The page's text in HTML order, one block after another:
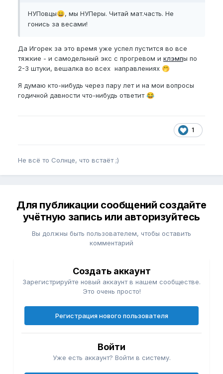
НУПовцы😄, мы НУПеры. Читай мат.часть. Не
гонись за весами!
Да Игорек за это время уже успел пустится во все
тяжкие - и самодельный экс с прогревом и клэмпы по
2-3 штуки, вешалка во всех направлениях 🤭
Я думаю кто-нибудь через пару лет и на мои вопросы
годичной давности что-нибудь ответит 😂
1
Не всё то Солнце, что встаёт ;)
Для публикации сообщений создайте
учётную запись или авторизуйтесь
Вы должны быть пользователем, чтобы оставить
комментарий
Создать аккаунт
Зарегистрируйте новый аккаунт в нашем сообществе.
Это очень просто!
Регистрация нового пользователя
Войти
Уже есть аккаунт? Войти в систему.